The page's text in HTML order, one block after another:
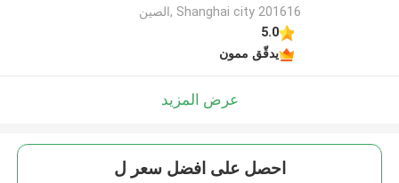
Shanghai city 201616 ,الصين
5.0
يدقّق ممون
عرض المزيد
احصل على افضل سعر ل